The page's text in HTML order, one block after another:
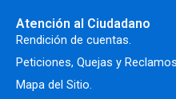
Atención al Ciudadano
Rendición de cuentas.
Peticiones, Quejas y
Mapa del Sitio.